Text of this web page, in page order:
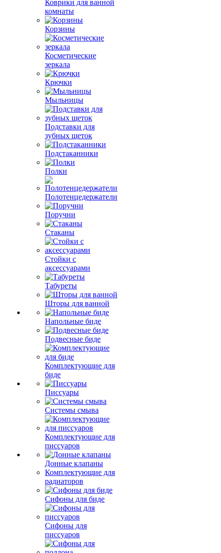
Коврики для ванной
комнаты
Корзины
Косметические
зеркала
Крючки
Мыльницы
Подставки для
зубных щеток
Подстаканники
Полки
Полотенцедержатели
Поручни
Стаканы
Стойки с
аксессуарами
Табуреты
Шторы для ванной
Напольные биде
Подвесные биде
Комплектующие для
биде
Писсуары
Системы смыва
Комплектующие для
писсуаров
Донные клапаны
Комплектующие для
радиаторов
Сифоны для биде
Сифоны для
писсуаров